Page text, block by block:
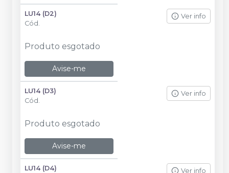
LU14 (D2)
Cód.
Ver info
Produto esgotado
Avise-me
LU14 (D3)
Cód.
Ver info
Produto esgotado
Avise-me
LU14 (D4)
Ver info